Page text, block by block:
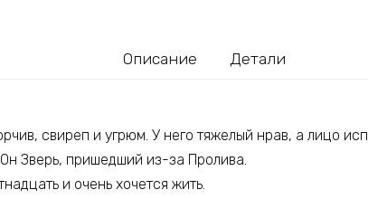
Описание Детали
свиреп и угрюм. У него тяжелый нрав, а лицо
Он Зверь, пришедший из-за Пролива.
и очень хочется жить.